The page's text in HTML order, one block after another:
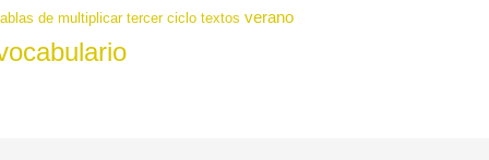
de multiplicar tercer ciclo textos verano